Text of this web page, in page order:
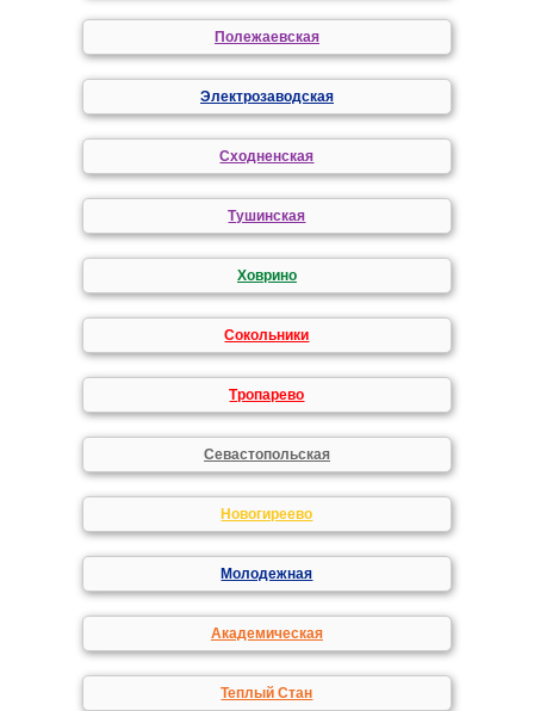
Полежаевская
Электрозаводская
Сходненская
Тушинская
Ховрино
Сокольники
Тропарево
Севастопольская
Новогиреево
Молодежная
Академическая
Теплый Стан